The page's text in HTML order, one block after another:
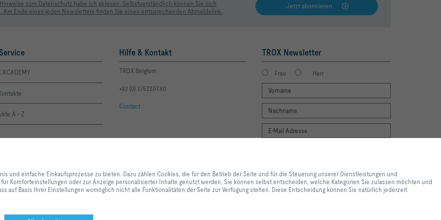
zum Datenschutz habe ich gelesen. Selbstverständlich können Sie sich
Ende eines jeden Newsletters finden Sie einen entsprechenden Abmeldelink.
Jetzt abonnieren
ACADEMY
A - Z
Hilfe & Kontakt
TROX Belgium
+32 (0) 2/522.07.80
Contact
TROX Newsletter
Frau Herr
unserer Dienstleistungen und Anwendungen notwendig sind, sowie solche, die lediglich zu
Statistikzwecken, für Komforteinstellungen oder zur Anzeige personalisierter Inhalte genutzt werden. Sie
können selbst entscheiden, welche Kategorien Sie zulassen möchten und die Einstellungen zur
anpassen.
und einfache Einkaufsprozesse zu bieten. Dazu zählen Cookies, die für den Betrieb der Seite und für die Steuerung unserer Dienstleistungen und
Komforteinstellungen oder zur Anzeige personalisierter Inhalte genutzt werden. Sie können selbst entscheiden, welche Kategorien Sie zulassen möchten und
auf Basis Ihrer Einstellungen womöglich nicht alle Funktionalitäten der Seite zur Verfügung stehen. Diese Entscheidung können Sie natürlich jederzeit